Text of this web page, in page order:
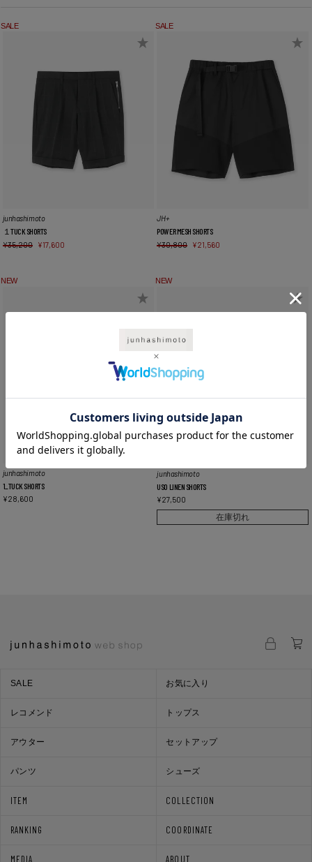
SALE
junhashimoto
１TUCK SHORTS
¥35,200 ¥17,600
SALE
JH+
POWER MESH SHORTS
¥30,800 ¥21,560
NEW
junhashimoto
1_TUCK SHORTS
¥28,600
NEW
junhashimoto
USO LINEN SHORTS
¥27,500
在庫切れ
ITEM COLLECTION
RANKING COORDINATE
MEDIA ABOUT
SALE お気に入り
レコメンド トップス
アウター セットアップ
パンツ シューズ